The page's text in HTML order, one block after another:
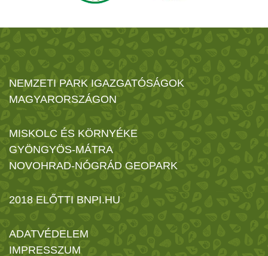
NEMZETI PARK IGAZGATÓSÁGOK
MAGYARORSZÁGON
MISKOLC ÉS KÖRNYÉKE
GYÖNGYÖS-MÁTRA
NOVOHRAD-NÓGRÁD GEOPARK
2018 ELŐTTI BNPI.HU
ADATVÉDELEM
IMPRESSZUM